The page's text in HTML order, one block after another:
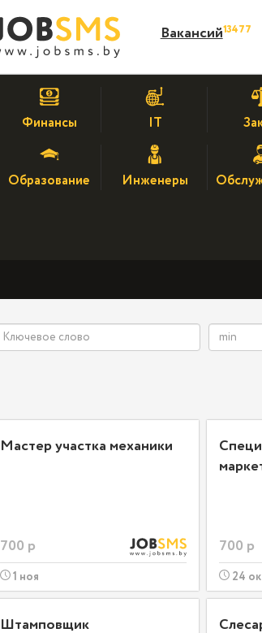
Вакансий13477
Финансы IT
Образование Инженеры
Мастер участка механики
700 р
1 ноя
700 р
24
Штамповщик